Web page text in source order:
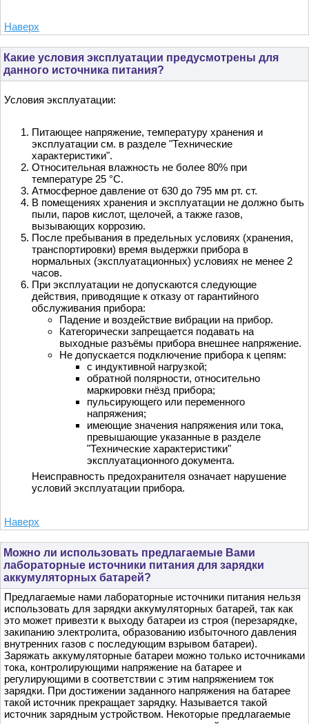
Наверх
Какие условия эксплуатации предусмотрены для
данного источника питания?
Условия эксплуатации:
Питающее напряжение, температуру хранения и
эксплуатации см. в разделе "Технические
характеристики".
Относительная влажность не более 80% при
температуре 25 °С.
Атмосферное давление от 630 до 795 мм рт. ст.
В помещениях хранения и эксплуатации не должно быть
пыли, паров кислот, щелочей, а также газов,
вызывающих коррозию.
После пребывания в предельных условиях (хранения,
транспортировки) время выдержки прибора в
нормальных (эксплуатационных) условиях не менее 2
часов.
При эксплуатации не допускаются следующие
действия, приводящие к отказу от гарантийного
обслуживания прибора:
Падение и воздействие вибрации на прибор.
Категорически запрещается подавать на
выходные разъёмы прибора внешнее напряжение.
Не допускается подключение прибора к цепям:
с индуктивной нагрузкой;
обратной полярности, относительно
маркировки гнёзд прибора;
пульсирующего или переменного
напряжения;
имеющие значения напряжения или тока,
превышающие указанные в разделе
"Технические характеристики"
эксплуатационного документа.
Неисправность предохранителя означает нарушение
условий эксплуатации прибора.
Наверх
Можно ли использовать предлагаемые Вами
лабораторные источники питания для зарядки
аккумуляторных батарей?
Предлагаемые нами лабораторные источники питания нельзя
использовать для зарядки аккумуляторных батарей, так как
это может привезти к выходу батареи из строя (перезарядке,
закипанию электролита, образованию избыточного давления
внутренних газов с последующим взрывом батареи).
Заряжать аккумуляторные батареи можно только источниками
тока, контролирующими напряжение на батарее и
регулирующими в соответствии с этим напряжением ток
зарядки. При достижении заданного напряжения на батарее
такой источник прекращает зарядку. Называется такой
источник зарядным устройством. Некоторые предлагаемые